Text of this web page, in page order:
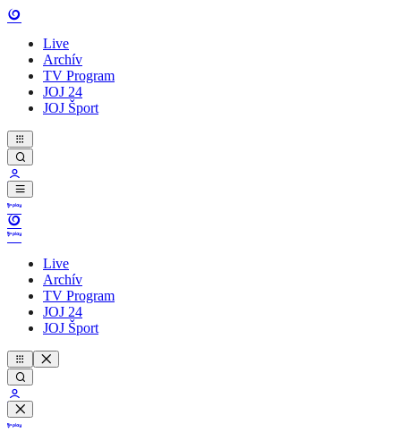
Live
Archív
TV Program
JOJ 24
JOJ Šport
Live
Archív
TV Program
JOJ 24
JOJ Šport